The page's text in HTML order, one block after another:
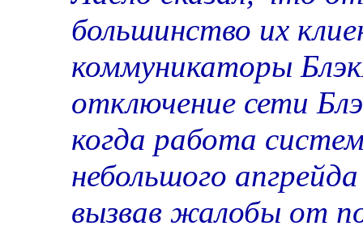
большинство их
коммуникаторы
отключение сети
когда работа
небольшого
вызвав жалобы от